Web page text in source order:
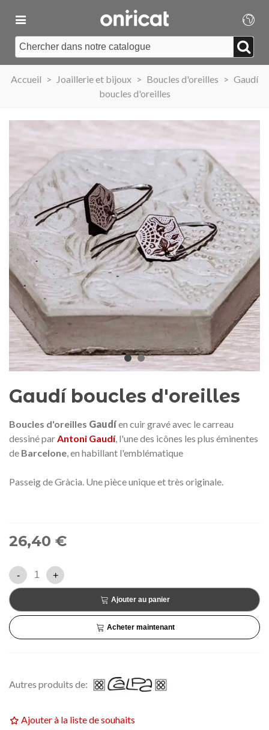
Accueil > Joaillerie et bijoux > Boucles d'oreilles > Gaudí
boucles d'oreilles
Gaudí boucles d'oreilles
Boucles d'oreilles Gaudíen cuir gravé avec le carreau
dessiné parAntoni Gaudí, l'une des icônes les plus éminentes
de Barcelone, en habillant l'emblématique
Passeig de Gràcia. Une pièce unique et très originale.
26,40 €
- +
Ajouter au panier
Acheter maintenant
Autres produits de:
Ajouter à la liste de souhaits
Médaille commémorative Gaudí
2026 – Édition limitée
89,00 € NEUF
Ajouter au panier
Motxilla Stivibags
149,00 €
Afficher plus